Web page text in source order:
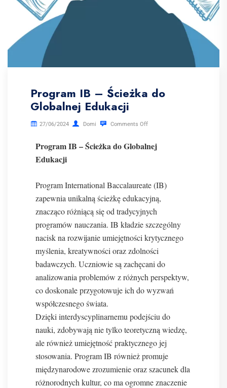
Program IB – Ścieżka do
Globalnej Edukacji
27/06/2024 Domi Comments Off
Program IB – Ścieżka do Globalnej
Edukacji
Program International Baccalaureate (IB)
zapewnia unikalną ścieżkę edukacyjną,
znacząco różniącą się od tradycyjnych
programów nauczania. IB kładzie szczególny
nacisk na rozwijanie umiejętności krytycznego
myślenia, kreatywności oraz zdolności
badawczych. Uczniowie są zachęcani do
analizowania problemów z różnych perspektyw,
co doskonale przygotowuje ich do wyzwań
współczesnego świata.
Dzięki interdyscyplinarnemu podejściu do
nauki, zdobywają nie tylko teoretyczną wiedzę,
ale również umiejętność praktycznego jej
stosowania. Program IB również promuje
międzynarodowe zrozumienie oraz szacunek dla
różnorodnych kultur, co ma ogromne znaczenie